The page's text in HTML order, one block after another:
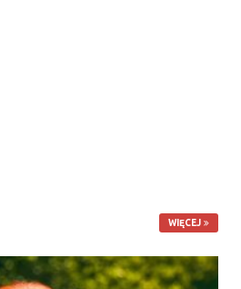
WIĘCEJ